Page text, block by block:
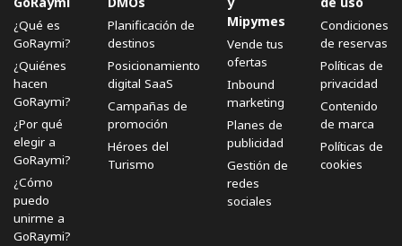
¿Qué es
GoRaymi?
¿Quiénes
hacen
GoRaymi?
¿Por qué
elegir a
GoRaymi?
¿Cómo
puedo
unirme a
GoRaymi?
Planificación de
destinos
Posicionamiento
digital SaaS
Campañas de
promoción
Héroes del
Turismo
Mipymes
Vende tus
ofertas
Inbound
marketing
Planes de
publicidad
Gestión de
redes
sociales
Condiciones
de reservas
Políticas de
privacidad
Contenido
de marca
Políticas de
cookies